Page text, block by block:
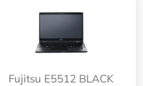
Fujitsu E5512 BLACK